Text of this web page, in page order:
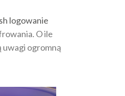
logowanie
O ile
ogromną